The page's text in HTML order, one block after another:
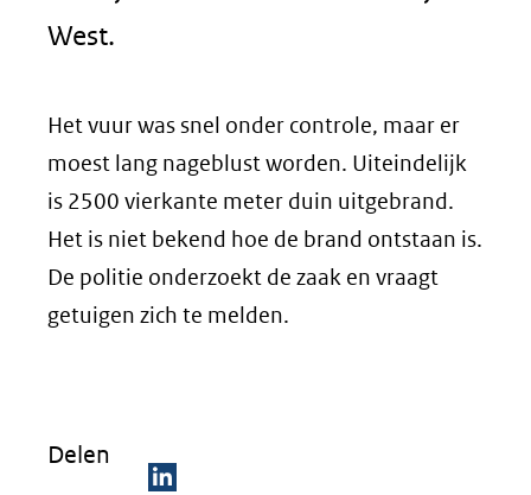
West.
Het vuur was snel onder controle, maar er
moest lang nageblust worden. Uiteindelijk
is 2500 vierkante meter duin uitgebrand.
Het is niet bekend hoe de brand ontstaan is.
De politie onderzoekt de zaak en vraagt
getuigen zich te melden.
Delen